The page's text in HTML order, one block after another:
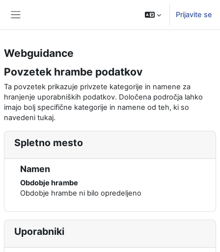
Prijavite se
Webguidance
Povzetek hrambe podatkov
Ta povzetek prikazuje privzete kategorije in namene za
hranjenje uporabniških podatkov. Določena področja lahko
imajo bolj specifične kategorije in namene od teh, ki so
navedeni tukaj.
Spletno mesto
Namen
Obdobje hrambe
Obdobje hrambe ni bilo opredeljeno
Uporabniki